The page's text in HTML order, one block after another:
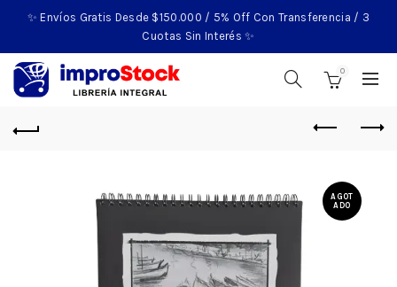
✨ Envíos Gratis Desde $150.000 / 5% Off Con Transferencia / 3
Cuotas Sin Interés ✨
0
AGOT
ADO